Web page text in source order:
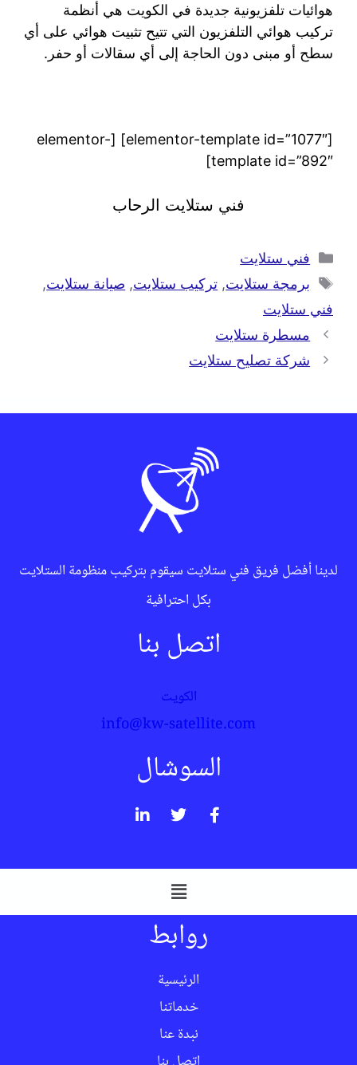
هوائيات تلفزيونية جديدة في الكويت هي أنظمة
تركيب هوائي التلفزيون التي تتيح تثبيت هوائي على أي
سطح أو مبنى دون الحاجة إلى أي سقالات أو حفر.
[elementor-template id=”1077″] [elementor-
template id=”892″]
فني ستلايت الرحاب
فني ستلايت
برمجة ستلايت, تركيب ستلايت, صيانة ستلايت,
فني ستلايت
مسطرة ستلايت
شركة تصليح ستلايت
لدينا أفضل فريق فني ستلايت سيقوم بتركيب منظومة الستلايت
بكل احترافية
اتصل بنا
الكويت
info@kw-satellite.com
السوشال
روابط
الرئيسية
خدماتنا
نبدة عنا